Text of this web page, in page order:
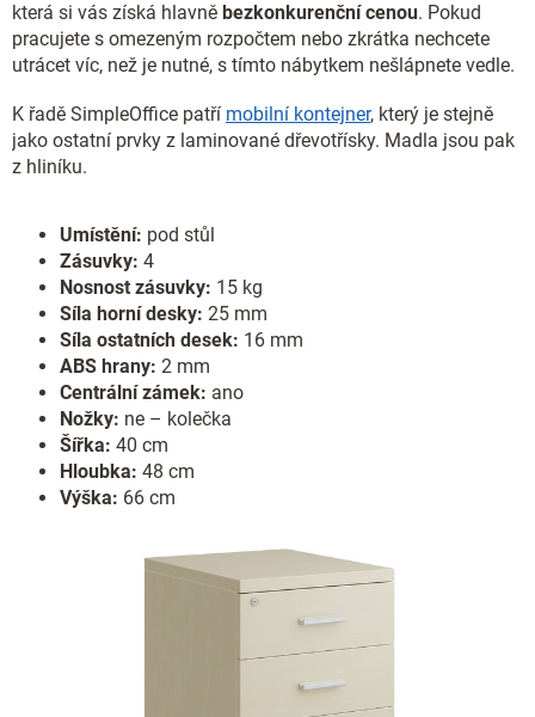
která si vás získá hlavně bezkonkurenční cenou. Pokud
pracujete s omezeným rozpočtem nebo zkrátka nechcete
utrácet víc, než je nutné, s tímto nábytkem nešlápnete vedle.
K řadě SimpleOffice patří mobilní kontejner, který je stejně
jako ostatní prvky z laminované dřevotřísky. Madla jsou pak
z hliníku.
Umístění: pod stůl
Zásuvky: 4
Nosnost zásuvky: 15 kg
Síla horní desky: 25 mm
Síla ostatních desek: 16 mm
ABS hrany: 2 mm
Centrální zámek: ano
Nožky: ne – kolečka
Šířka: 40 cm
Hloubka: 48 cm
Výška: 66 cm